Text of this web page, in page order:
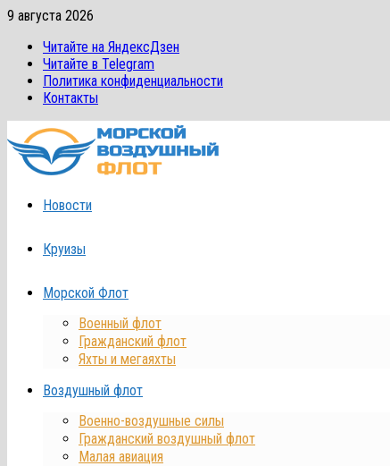
Перейти
содержимому
9 августа 2026
Читайте на ЯндексДзен
Читайте в Telegram
Политика конфиденциальности
Контакты
Новости
Круизы
Морской Флот
Военный флот
Гражданский флот
Яхты и мегаяхты
Воздушный флот
Военно-воздушные силы
Гражданский воздушный флот
Малая авиация